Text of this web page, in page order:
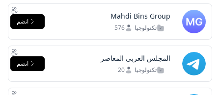
Mahdi Bins Group
تكنولوجيا 576
انضم
المجلس العربي المعاصر
تكنولوجيا 20
انضم